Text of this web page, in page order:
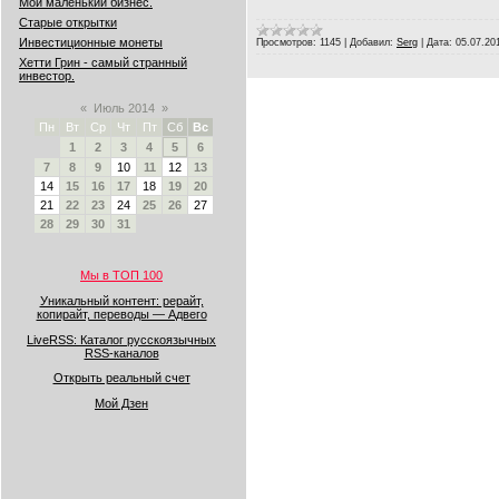
Старые открытки
Инвестиционные монеты
Хетти Грин - самый странный
инвестор.
« Июль 2014 »
Пн
Вт Ср Чт Пт Сб
Вс
1
2 3 4 5
6
7
8 9 10 11 12
13
14
15 16 17 18 19
20
21
22 23 24 25 26
27
28
29 30 31
Мы в ТОП 100
Уникальный контент: рерайт,
копирайт, переводы — Адвего
LiveRSS: Каталог русскоязычных
RSS-каналов
Открыть реальный счет
Мой Дзен
Просмотров: 1145 Добавил: Serg Дата: